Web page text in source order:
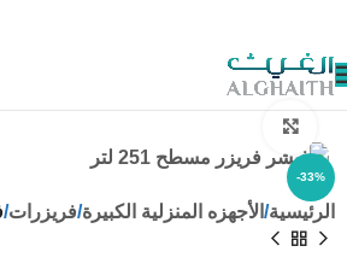
-33%
الرئيسية الأجهزه المنزلية الكبيرة فريزرات